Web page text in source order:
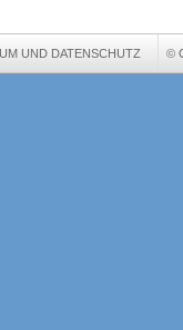
UND DATENSCHUTZ ©